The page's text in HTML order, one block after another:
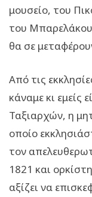
μουσείο, του
του
θα σε
Από τις
κάναμε κι εμείς
Ταξιαρχών, η
οποίο
τον
1821 και
αξίζει να